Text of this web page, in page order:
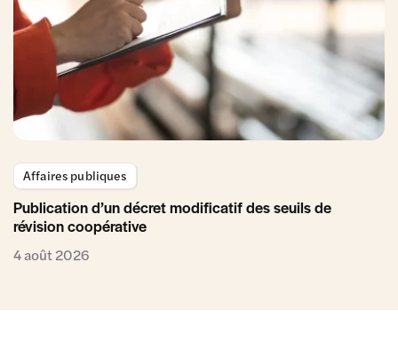
Affaires publiques
Publication d’un décret modificatif des seuils de
révision coopérative
4 août 2026